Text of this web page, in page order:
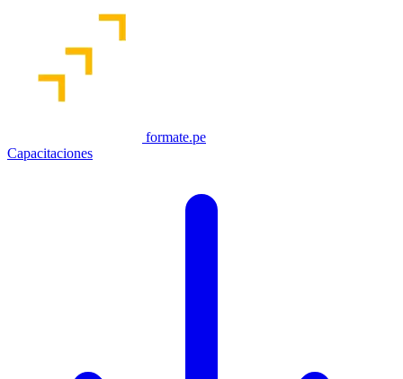
formate.pe
Capacitaciones